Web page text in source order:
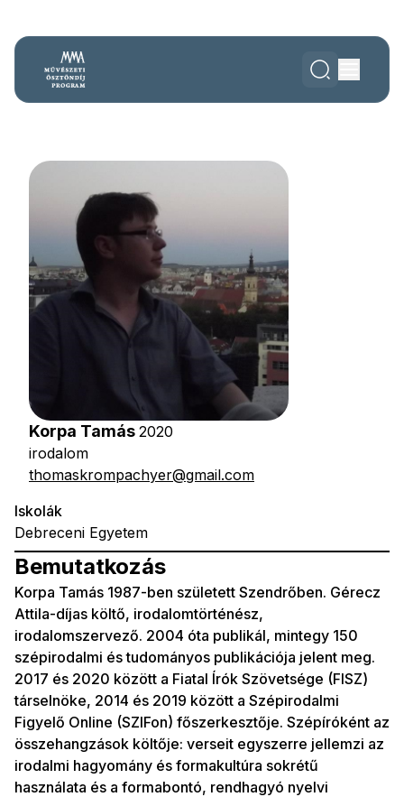
Korpa Tamás 2020
irodalom
thomaskrompachyer@gmail.com
Bemutatkozás
Korpa Tamás 1987-ben született Szendrőben. Gérecz
Attila-díjas költő, irodalomtörténész,
irodalomszervező. 2004 óta publikál, mintegy 150
szépirodalmi és tudományos publikációja jelent meg.
2017 és 2020 között a Fiatal Írók Szövetsége (FISZ)
társelnöke, 2014 és 2019 között a Szépirodalmi
Figyelő Online (SZIFon) főszerkesztője. Szépíróként az
összehangzások költője: verseit egyszerre jellemzi az
irodalmi hagyomány és formakultúra sokrétű
használata és a formabontó, rendhagyó nyelvi
Iskolák
Debreceni Egyetem